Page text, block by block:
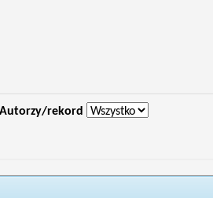
Autorzy/rekord